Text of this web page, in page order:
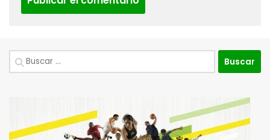
Buscar: